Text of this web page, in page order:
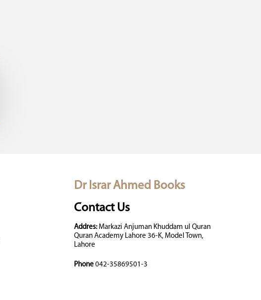
Dr Israr Ahmed Books
Contact Us
Addres:Markazi Anjuman Khuddam ul Quran
Quran Academy Lahore 36-K, Model Town,
Lahore
Phone 042-35869501-3